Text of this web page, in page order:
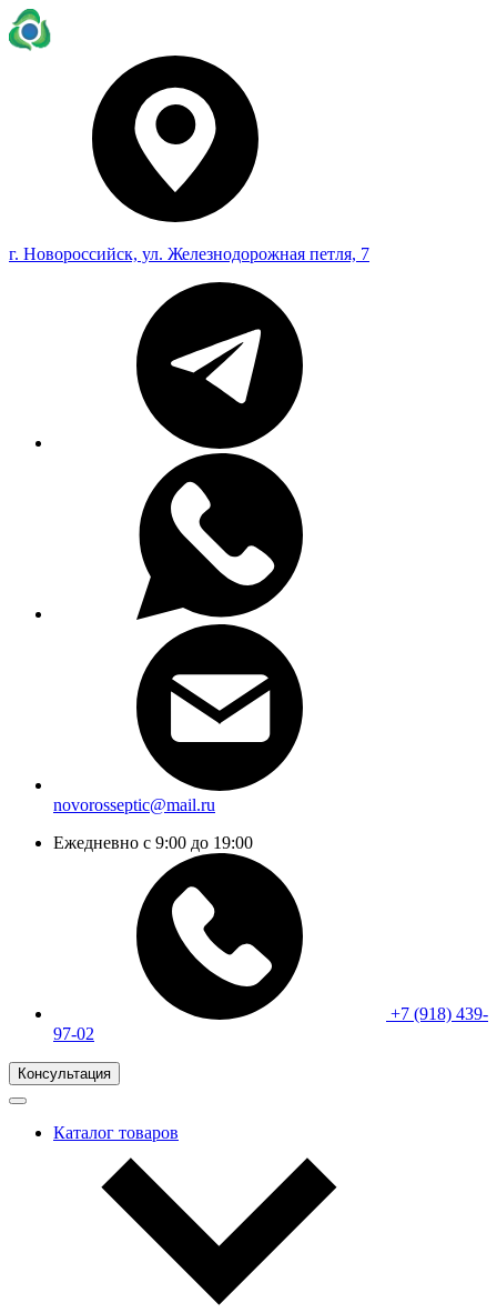
г. Новороссийск, ул. Железнодорожная петля, 7
novorosseptic@mail.ru
Ежедневно с 9:00 до 19:00
+7 (918) 439-
97-02
Консультация
Каталог товаров